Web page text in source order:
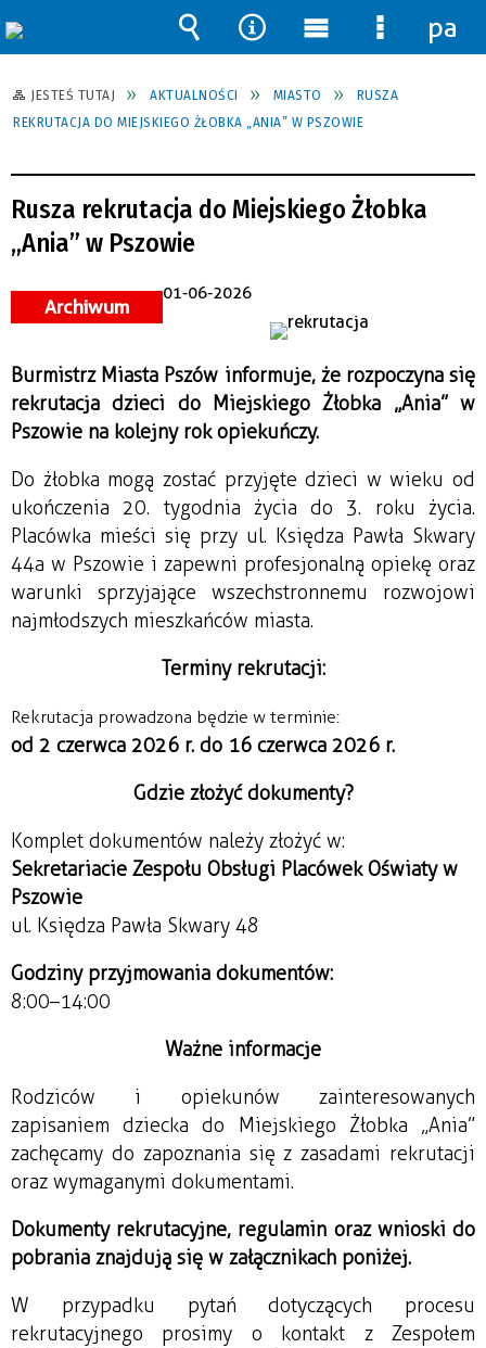
JESTEŚ TUTAJ AKTUALNOŚCI MIASTO
RUSZA
REKRUTACJA DO MIEJSKIEGO ŻŁOBKA „ANIA” W PSZOWIE
Rusza rekrutacja do Miejskiego Żłobka
„Ania” w Pszowie
Archiwum
01-06-2026
Burmistrz Miasta Pszów informuje, że rozpoczyna się
rekrutacja dzieci do Miejskiego Żłobka „Ania” w
Pszowie na kolejny rok opiekuńczy.
Do żłobka mogą zostać przyjęte dzieci w wieku od
ukończenia 20. tygodnia życia do 3. roku życia.
Placówka mieści się przy ul. Księdza Pawła Skwary
44a w Pszowie i zapewni profesjonalną opiekę oraz
warunki sprzyjające wszechstronnemu rozwojowi
najmłodszych mieszkańców miasta.
Terminy rekrutacji:
Rekrutacja prowadzona będzie w terminie:
od 2 czerwca 2026 r. do 16 czerwca 2026 r.
Gdzie złożyć dokumenty?
Komplet dokumentów należy złożyć w:
Sekretariacie Zespołu Obsługi Placówek Oświaty w
Pszowie
ul. Księdza Pawła Skwary 48
Godziny przyjmowania dokumentów:
8:00–14:00
Ważne informacje
Rodziców i opiekunów zainteresowanych
zapisaniem dziecka do Miejskiego Żłobka „Ania”
zachęcamy do zapoznania się z zasadami rekrutacji
oraz wymaganymi dokumentami.
Dokumenty rekrutacyjne, regulamin oraz wnioski do
pobrania znajdują się w załącznikach poniżej.
W przypadku pytań dotyczących procesu
rekrutacyjnego prosimy o kontakt z Zespołem
Wyszukiwarka
Narzędzia
Menu
główne
Menu